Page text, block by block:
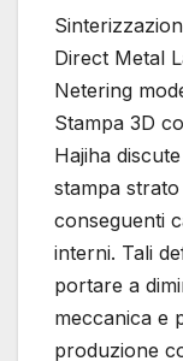
Direct Metal
Netering
Stampa 3D
Hajiha
stampa
conseguenti
interni. Tali
portare a
meccanica e
produzione